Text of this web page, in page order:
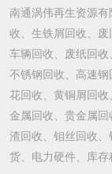
南通涡伟再生资源
收、生铁屑回收、
车辆回收、废纸回收
不锈钢回收、高速
花回收、黄铜屑回
金属回收、贵金属
渣回收、钼丝回收
货、电力硬件、库